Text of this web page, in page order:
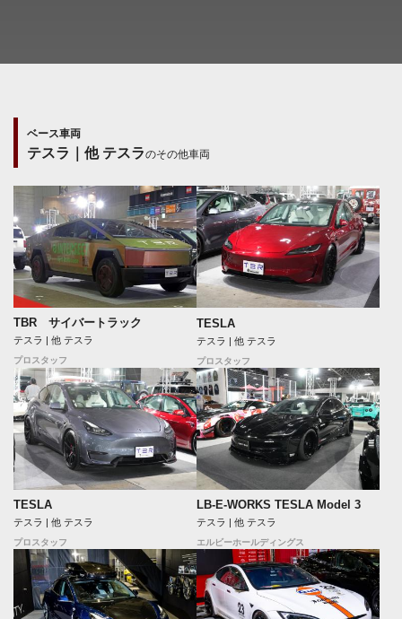
ベース車両
テスラ｜他 テスラのその他車両
TBR サイバートラック
テスラ | 他 テスラ
プロスタッフ
TESLA
テスラ | 他 テスラ
プロスタッフ
TESLA
テスラ | 他 テスラ
プロスタッフ
LB-E-WORKS TESLA Model 3
テスラ | 他 テスラ
エルビーホールディングス